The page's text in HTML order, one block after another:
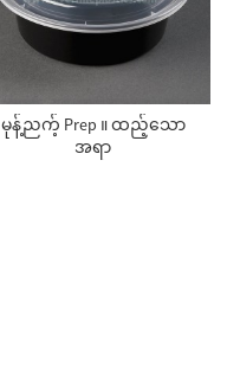
မုန့်ညက့် Prep ။ ထည့်သော
အရာ